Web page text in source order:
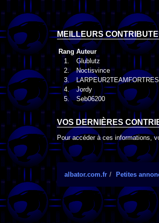
MEILLEURS
Rang Auteur
1.
Glublutz
2.
Noctisvince
3.
4.
Jordy
5.
Seb06200
VOS DERNIÈRES
Pour accéder à ces informations,
albator.com.fr Petites